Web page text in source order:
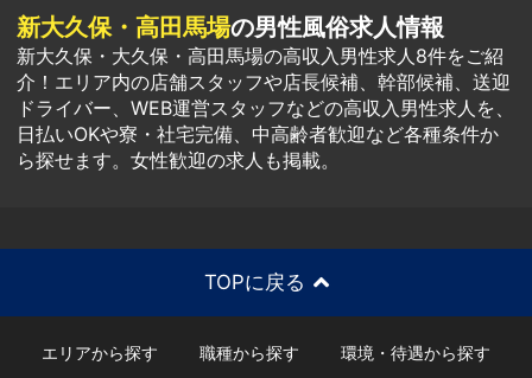
新大久保・高田馬場の男性風俗求人情報
新大久保・大久保・高田馬場の高収入男性求人8件をご紹
介！エリア内の店舗スタッフや店長候補、幹部候補、送迎
ドライバー、WEB運営スタッフなどの高収入男性求人を、
日払いOKや寮・社宅完備、中高齢者歓迎など各種条件か
ら探せます。女性歓迎の求人も掲載。
TOPに戻る
エリアから探す 職種から探す
環境・待遇から探す